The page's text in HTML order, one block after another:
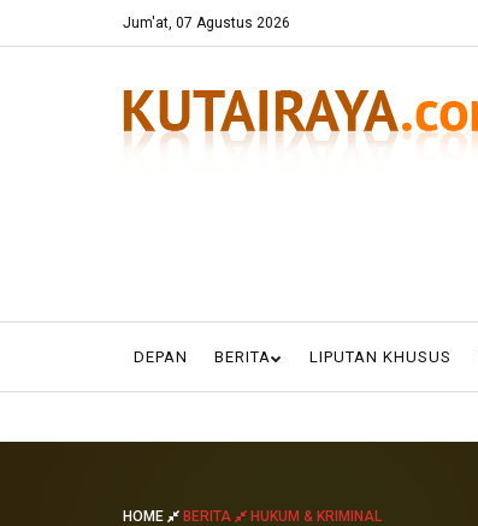
Jum'at, 07 Agustus 2026
DEPAN BERITA LIPUTAN KHUSUS
HOME BERITA HUKUM & KRIMINAL